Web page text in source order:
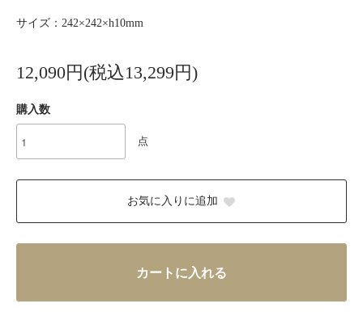
サイズ：242×242×h10mm
12,090円(税込13,299円)
購入数
点
お気に入りに追加
カートに入れる